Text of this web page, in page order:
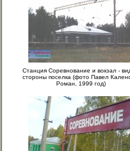
Станция Соревнование и вокзал -
стороны поселка (фото Павел
Роман, 1999 год)